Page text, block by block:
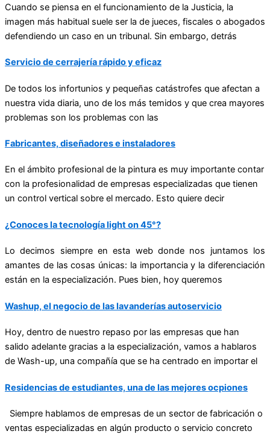
Cuando se piensa en el funcionamiento de la Justicia, la
imagen más habitual suele ser la de jueces, fiscales o abogados
defendiendo un caso en un tribunal. Sin embargo, detrás
Servicio de cerrajería rápido y eficaz
De todos los infortunios y pequeñas catástrofes que afectan a
nuestra vida diaria, uno de los más temidos y que crea mayores
problemas son los problemas con las
Fabricantes, diseñadores e instaladores
En el ámbito profesional de la pintura es muy importante contar
con la profesionalidad de empresas especializadas que tienen
un control vertical sobre el mercado. Esto quiere decir
¿Conoces la tecnología light on 45°?
Lo decimos siempre en esta web donde nos juntamos los
amantes de las cosas únicas: la importancia y la diferenciación
están en la especialización. Pues bien, hoy queremos
Washup, el negocio de las lavanderías autoservicio
Hoy, dentro de nuestro repaso por las empresas que han
salido adelante gracias a la especialización, vamos a hablaros
de Wash-up, una compañía que se ha centrado en importar el
Residencias de estudiantes, una de las mejores ocpiones
Siempre hablamos de empresas de un sector de fabricación o
ventas especializadas en algún producto o servicio concreto